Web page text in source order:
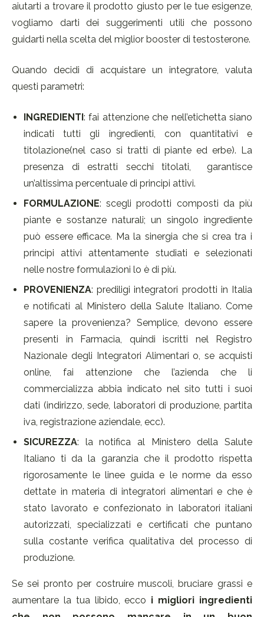
aiutarti a trovare il prodotto giusto per le tue esigenze,
vogliamo darti dei suggerimenti utili che possono
guidarti nella scelta del miglior booster di testosterone.
Quando decidi di acquistare un integratore, valuta
questi parametri:
INGREDIENTI : fai attenzione che nell’etichetta siano
indicati tutti gli ingredienti, con quantitativi e
titolazione(nel caso si tratti di piante ed erbe). La
presenza di estratti secchi titolati, garantisce
un’altissima percentuale di principi attivi.
FORMULAZIONE: scegli prodotti composti da più
piante e sostanze naturali; un singolo ingrediente
può essere efficace. Ma la sinergia che si crea tra i
principi attivi attentamente studiati e selezionati
nelle nostre formulazioni lo è di più.
PROVENIENZA: prediligi integratori prodotti in Italia
e notificati al Ministero della Salute Italiano. Come
sapere la provenienza? Semplice, devono essere
presenti in Farmacia, quindi iscritti nel Registro
Nazionale degli Integratori Alimentari o, se acquisti
online, fai attenzione che l’azienda che li
commercializza abbia indicato nel sito tutti i suoi
dati (indirizzo, sede, laboratori di produzione, partita
iva, registrazione aziendale, ecc).
SICUREZZA: la notifica al Ministero della Salute
Italiano ti da la garanzia che il prodotto rispetta
rigorosamente le linee guida e le norme da esso
dettate in materia di integratori alimentari e che è
stato lavorato e confezionato in laboratori italiani
autorizzati, specializzati e certificati che puntano
sulla costante verifica qualitativa del processo di
produzione.
Se sei pronto per costruire muscoli, bruciare grassi e
aumentare la tua libido, ecco i migliori ingredienti